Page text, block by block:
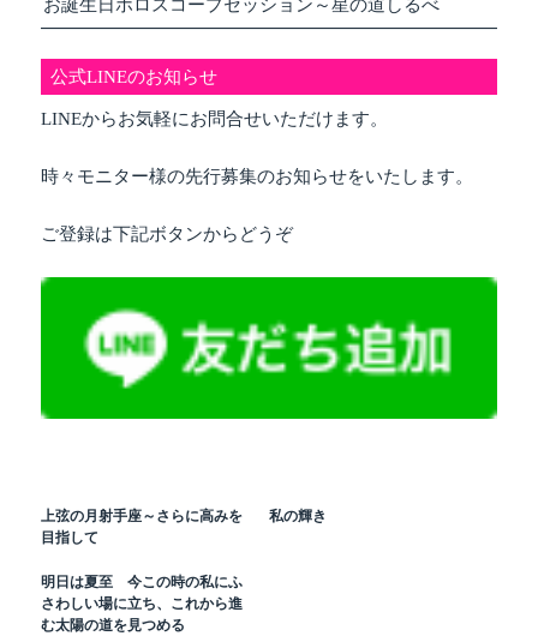
お誕生日ホロスコープセッション～星の道しるべ
公式LINEのお知らせ
LINEからお気軽にお問合せいただけます。
時々モニター様の先行募集のお知らせをいたします。
ご登録は下記ボタンからどうぞ
上弦の月射手座～さらに高みを
目指して
私の輝き
明日は夏至 今この時の私にふ
さわしい場に立ち、これから進
む太陽の道を見つめる